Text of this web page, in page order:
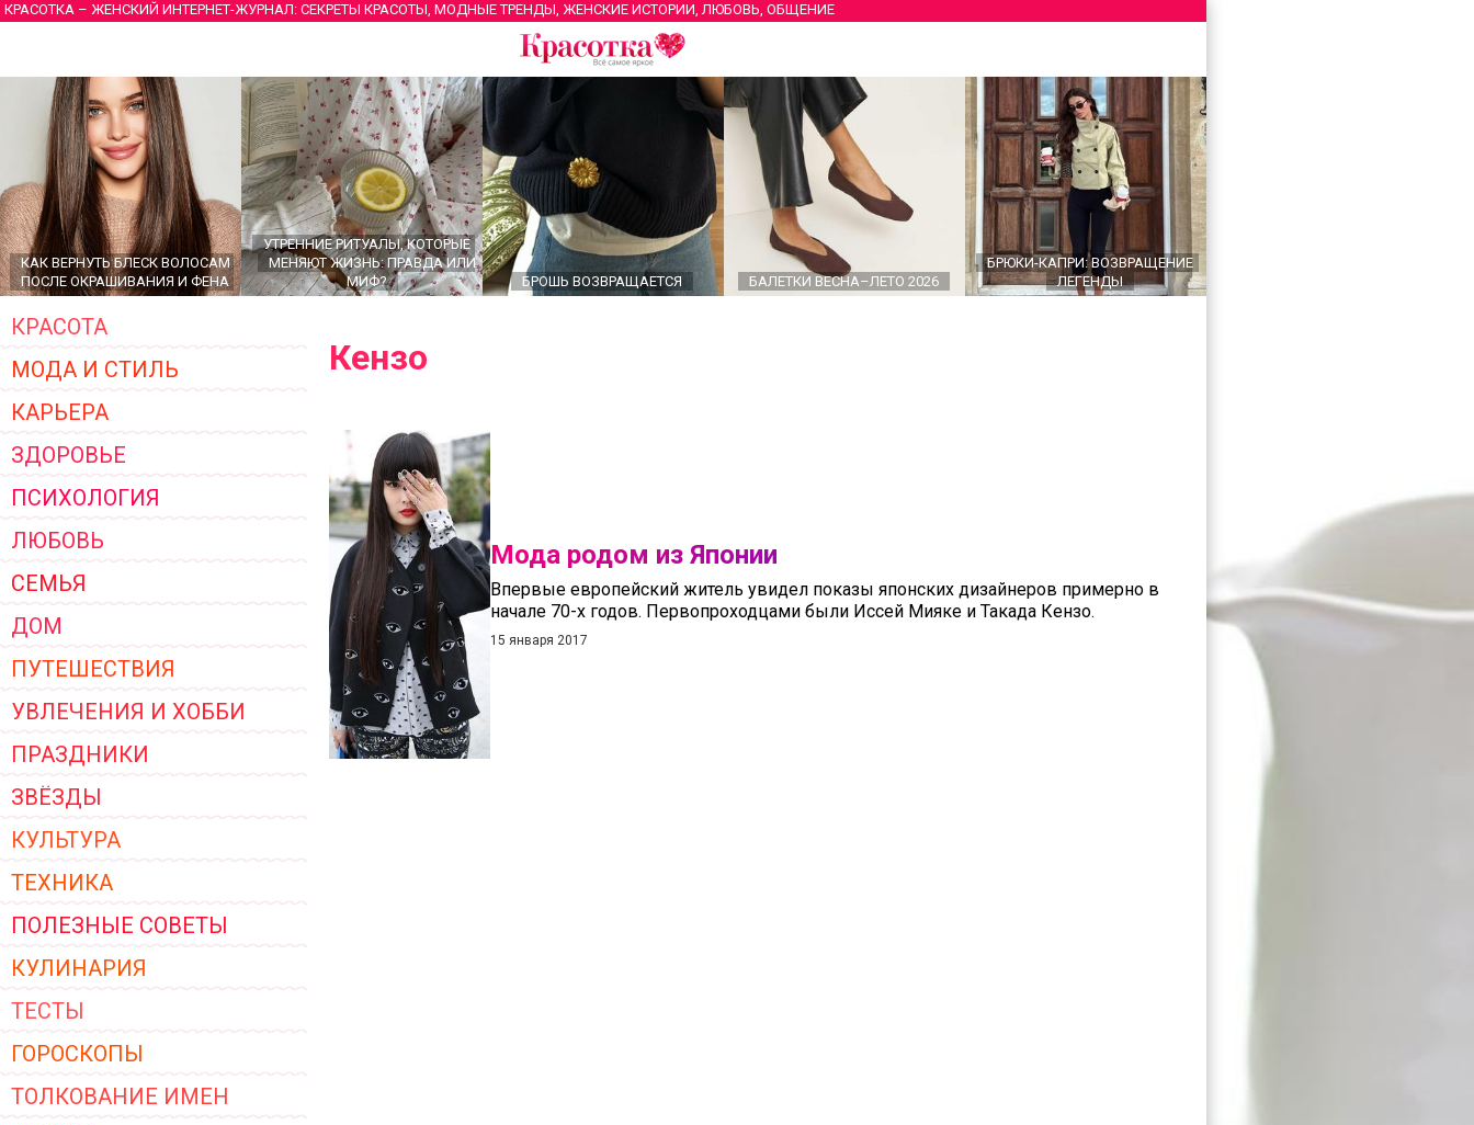
КРАСОТКА – ЖЕНСКИЙ ИНТЕРНЕТ-ЖУРНАЛ: СЕКРЕТЫ КРАСОТЫ, МОДНЫЕ ТРЕНДЫ, ЖЕНСКИЕ ИСТОРИИ, ЛЮБОВЬ, ОБЩЕНИЕ
КАК ВЕРНУТЬ БЛЕСК ВОЛОСАМ
ПОСЛЕ ОКРАШИВАНИЯ И ФЕНА
УТРЕННИЕ РИТУАЛЫ, КОТОРЫЕ
МЕНЯЮТ ЖИЗНЬ: ПРАВДА ИЛИ
МИФ?
БРОШЬ ВОЗВРАЩАЕТСЯ БАЛЕТКИ ВЕСНА–ЛЕТО 2026
БРЮКИ-КАПРИ: ВОЗВРАЩЕНИЕ
ЛЕГЕНДЫ
ГЛАВНЫЕ ТРЕНДЫ ВЕРХНЕЙ
ЖЕНСКОЙ ОДЕЖДЫ 2026
КРАСОТА
МОДА И СТИЛЬ
КАРЬЕРА
ЗДОРОВЬЕ
ПСИХОЛОГИЯ
ЛЮБОВЬ
СЕМЬЯ
ДОМ
ПУТЕШЕСТВИЯ
УВЛЕЧЕНИЯ И ХОББИ
ПРАЗДНИКИ
ЗВЁЗДЫ
КУЛЬТУРА
ТЕХНИКА
ПОЛЕЗНЫЕ СОВЕТЫ
КУЛИНАРИЯ
ТЕСТЫ
ГОРОСКОПЫ
ТОЛКОВАНИЕ ИМЕН
Кензо
Мода родом из Японии
Впервые европейский житель увидел показы японских дизайнеров примерно в
начале 70-х годов. Первопроходцами были Иссей Мияке и Такада Кензо.
15 января 2017